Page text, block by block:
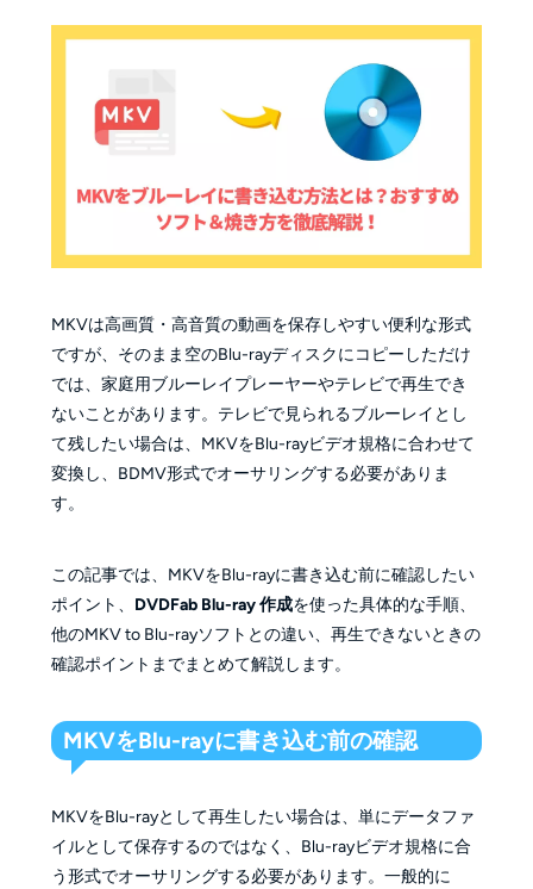
MKVは高画質・高音質の動画を保存しやすい便利な形式
ですが、そのまま空のBlu-rayディスクにコピーしただけ
では、家庭用ブルーレイプレーヤーやテレビで再生でき
ないことがあります。テレビで見られるブルーレイとし
て残したい場合は、MKVをBlu-rayビデオ規格に合わせて
変換し、BDMV形式でオーサリングする必要がありま
す。
この記事では、MKVをBlu-rayに書き込む前に確認したい
ポイント、 DVDFab Blu-ray 作成を使った具体的な手順、
他のMKV to Blu-rayソフトとの違い、再生できないときの
確認ポイントまでまとめて解説します。
MKVをBlu-rayに書き込む前の確認
MKVをBlu-rayとして再生したい場合は、単にデータファ
イルとして保存するのではなく、Blu-rayビデオ規格に合
う形式でオーサリングする必要があります。一般的に